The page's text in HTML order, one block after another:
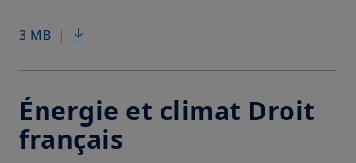
3 MB |
Énergie et climat Droit
français